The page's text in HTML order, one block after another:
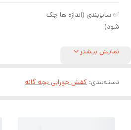
✅ سایزبندی (اندازه ها چک
شود)
نمایش بیشتر
دسته‌بندی: کفش جورابی بچه گانه